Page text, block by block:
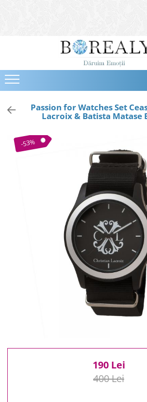
Bijuterii
Cercei
Bratari
Coliere
Tiare
Cele mai vandute
Passion for Watches Set
Lacroix & Batista Matase
-53%
190 Lei
400 Lei